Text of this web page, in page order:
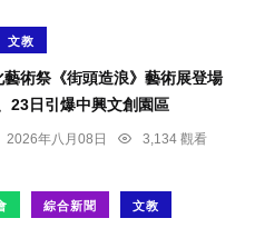
文教
術祭《街頭造浪》藝術展登場
23日引爆中興文創園區
2026年八月08日
3,134 觀看
綜合新聞 文教